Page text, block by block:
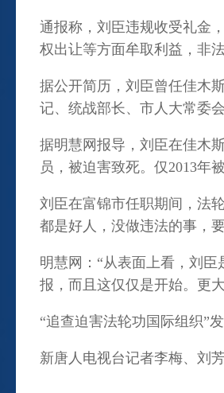
通报称，刘臣违规收受礼金
权出让等方面牟取利益，非
据公开简历，刘臣曾任佳木
记、统战部长、市人大常委
据明慧网报导，刘臣在佳木
员，被迫害致死。仅2013年
刘臣在富锦市任职期间，法
都是好人，没做违法的事，
明慧网：“从表面上看，刘
报，而且这仅仅是开始。更
“追查迫害法轮功国际组织”
新唐人电视台记者李梅、刘